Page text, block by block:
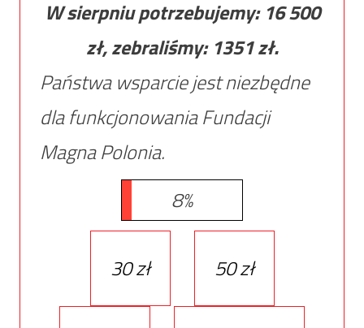
W sierpniu potrzebujemy: 16 500
zł, zebraliśmy: 1351zł.
Państwa wsparcie jest niezbędne
dla funkcjonowania Fundacji
Magna Polonia.
8%
30 zł 50 zł